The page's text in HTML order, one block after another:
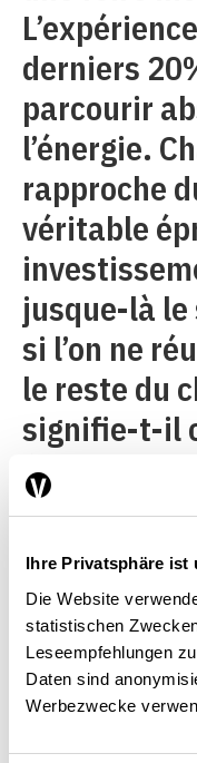
Ihre Privatsphäre ist
Die Website
statistischen
Leseempfehlungen
Daten sind
Werbezwecke
derniers
parcourir
l’énergie.
rapproche
véritable
jusque-là
si l’on ne
le reste du
signifie-t-il
études de
de
possibles
bonne base
de
l’export.
partenaire
contact